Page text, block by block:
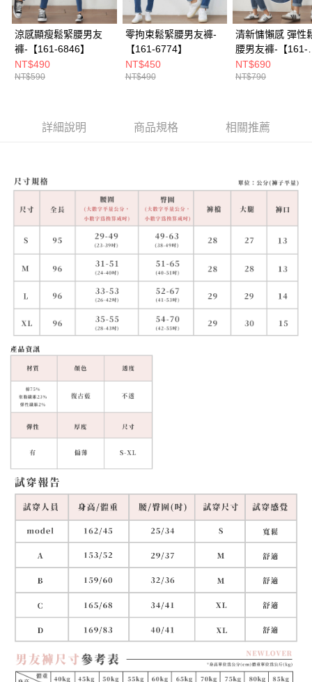
涼感顯瘦鬆緊腰男友
褲-【161-6846】
NT$490
NT$590
零拘束鬆緊腰男友褲-
【161-6774】
NT$450
NT$490
清新慵懶感 彈性
腰男友褲-【161-
6848】
NT$690
NT$790
詳細說明 商品規格 相關推薦